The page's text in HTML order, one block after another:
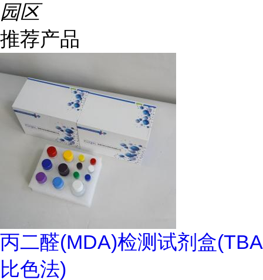
园区
推荐产品
丙二醛(MDA)检测试剂盒(TBA
比色法)